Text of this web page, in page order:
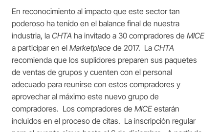
En reconocimiento al impacto que este sector tan
poderoso ha tenido en el balance final de nuestra
industria, la CHTA ha invitado a 30 compradores de MICE
a participar en el Marketplace de 2017. La CHTA
recomienda que los suplidores preparen sus paquetes
de ventas de grupos y cuenten con el personal
adecuado para reunirse con estos compradores y
aprovechar al máximo este nuevo grupo de
compradores. Los compradores de MICEestarán
incluidos en el proceso de citas. La inscripción regular